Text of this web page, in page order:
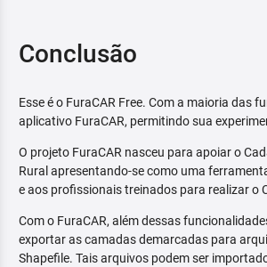
Conclusão
Esse é o FuraCAR Free. Com a maioria das
aplicativo FuraCAR, permitindo sua
O projeto FuraCAR nasceu para apoiar o
Rural apresentando-se como uma
e aos profissionais treinados para realizar o
Com o FuraCAR, além dessas
exportar as camadas demarcadas para
Shapefile. Tais arquivos podem ser